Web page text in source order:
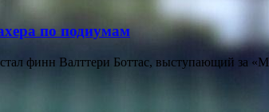
по подиумам
финн Валттери Боттас, выступающий за